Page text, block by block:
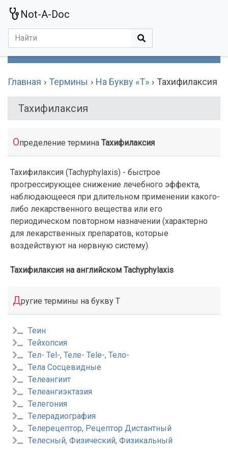
Not-A-Doc
Главная Термины На Букву «Т» Тахифилаксия
Тахифилаксия
Определение термина Тахифилаксия
Тахифилаксия (Tachyphylaxis) - быстрое
прогрессирующее снижение лечебного эффекта,
наблюдающееся при длительном применении какого-
либо лекарственного вещества или его
периодическом повторном назначении (характерно
для лекарственных препаратов, которые
воздействуют на нервную систему).
Тахифилаксия на английском Tachyphylaxis
Другие термины на букву Т
Теин
Тейхопсия
Тел- Tel-, Теле- Tele-, Тело-
Тела Сосцевидные
Телеангиит
Телеангиэктазия
Телегония
Телерадиография
Телерецептор, Рецептор Дистантный
Телесный, Физический, Физикальный